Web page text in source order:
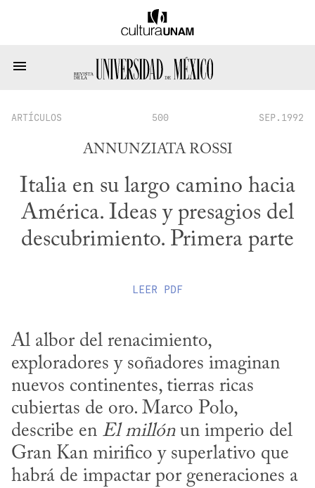
ARTÍCULOS 500 SEP.1992
ANNUNZIATA ROSSI
Italia en su largo camino hacia
América. Ideas y presagios del
descubrimiento. Primera parte
LEER PDF
Al albor del renacimiento,
exploradores y soñadores imaginan
nuevos continentes, tierras ricas
cubiertas de oro. Marco Polo,
describe en El millón un imperio del
Gran Kan mirifico y superlativo que
habrá de impactar por generaciones a